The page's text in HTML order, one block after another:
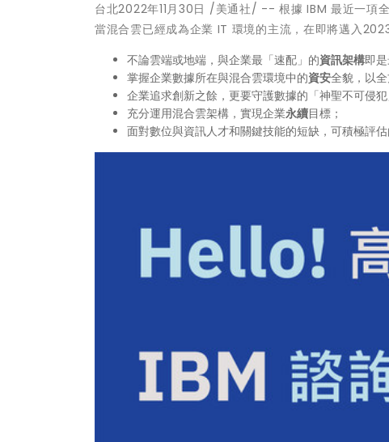
台北2022年11月30日 /美通社/ -- 根據 IBM 最近一項全
當混合雲已經成為企業 IT 環境的主流，在即將邁入
不論雲端或地端，與企業最「速配」的資訊架構即是
掌握企業數據所在與混合雲環境中的資安全貌，以全
企業追求創新之餘，更要守護數據的「神聖不可侵
充分運用混合雲架構，實現企業永續目標；
面對數位與資訊人才和關鍵技能的短缺，可積極評